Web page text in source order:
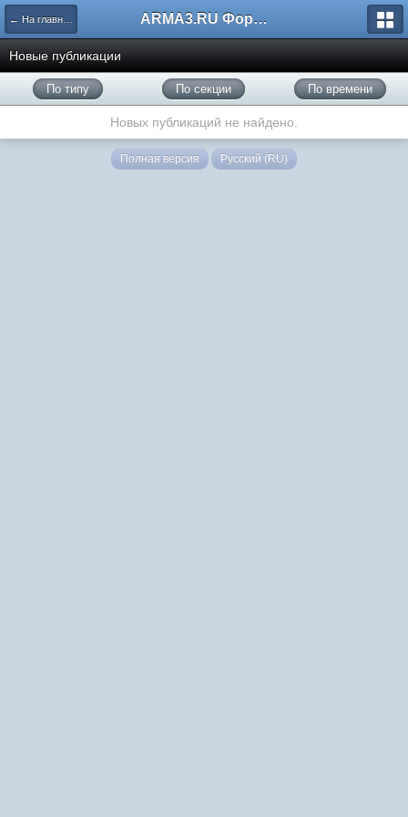
← На главную ARMA3.RU Форум
Новые публикации
По типу По секции По времени
Новых публикаций не найдено.
Полная версия Русский (RU)